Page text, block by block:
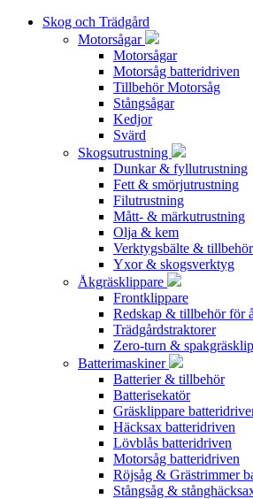
Skog och Trädgård
Motorsågar
Motorsågar
Motorsåg batteridriven
Tillbehör Motorsåg
Stångsågar
Kedjor
Svärd
Skogsutrustning
Dunkar & fyllutrustning
Fett & smörjutrustning
Filutrustning
Mått- & märkutrustning
Olja & kem
Verktygsbälte & tillbehör
Yxor & skogsverktyg
Åkgräsklippare
Frontklippare
Redskap & tillbehör för
Trädgårdstraktorer
Zero-turn &
Batterimaskiner
Batterier & tillbehör
Batterisekatör
Gräsklippare
Häcksax batteridriven
Lövblås batteridriven
Motorsåg batteridriven
Röjsåg & Grästrimmer
Stångsåg &